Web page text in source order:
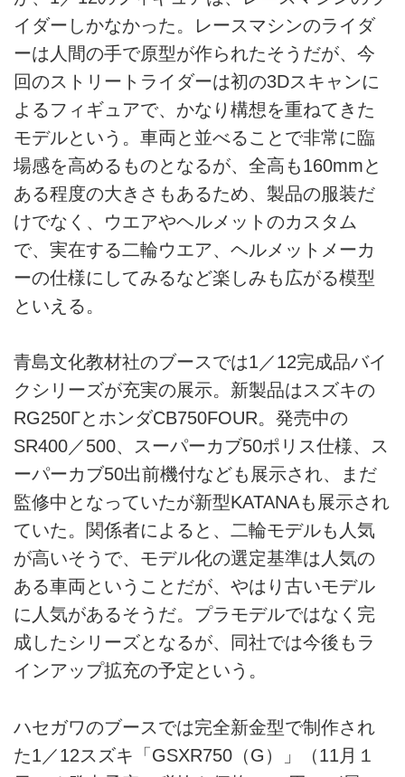
イダーしかなかった。レースマシンのライダ
ーは人間の手で原型が作られたそうだが、今
回のストリートライダーは初の3Dスキャンに
よるフィギュアで、かなり構想を重ねてきた
モデルという。車両と並べることで非常に臨
場感を高めるものとなるが、全高も160mmと
ある程度の大きさもあるため、製品の服装だ
けでなく、ウエアやヘルメットのカスタム
で、実在する二輪ウエア、ヘルメットメーカ
ーの仕様にしてみるなど楽しみも広がる模型
といえる。
青島文化教材社のブースでは1／12完成品バイ
クシリーズが充実の展示。新製品はスズキの
RG250ΓとホンダCB750FOUR。発売中の
SR400／500、スーパーカブ50ポリス仕様、ス
ーパーカブ50出前機付なども展示され、まだ
監修中となっていたが新型KATANAも展示され
ていた。関係者によると、二輪モデルも人気
が高いそうで、モデル化の選定基準は人気の
ある車両ということだが、やはり古いモデル
に人気があるそうだ。プラモデルではなく完
成したシリーズとなるが、同社では今後もラ
インアップ拡充の予定という。
ハセガワのブースでは完全新金型で制作され
た1／12スズキ「GSXR750（G）」（11月１